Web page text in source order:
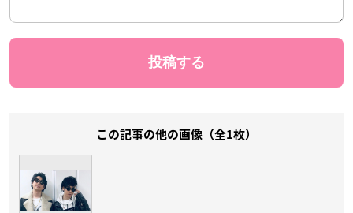
この記事の他の画像（全1枚）